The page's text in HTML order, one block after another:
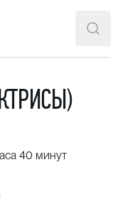
и балета
40 минут